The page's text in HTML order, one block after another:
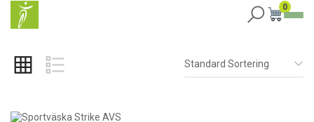
0
Standard Sortering